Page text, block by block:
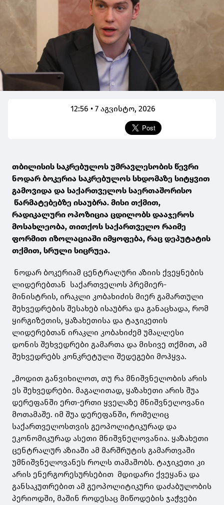
12:56 • 7 აგვისტო, 2026
თბილისის საკრებულოს უმრავლესობის წევრი
ნოდარ ბოკერია საკრებულოს სხდომაზე სიტყვით
გამოვიდა და საქართველოს საერთაშორისო
წარმატებებზე ისაუბრა. მისი თქმით,
რადიკალური ოპოზიცია ცდილობს დააჯეროს
მოსახლეობა, თითქოს საქართველო რაიმე
ფორმით იზოლაციაში იმყოფება, რაც დეპუტატის
თქმით, სრული სიცრუეა.
ნოდარ ბოკერიამ ცენტრალური აზიის ქვეყნების
ლიდერებთან საქართველოს პრემიერ-
მინისტრის, ირაკლი კობახიძის მიერ გამართული
შეხვედრების შესახებ ისაუბრა და განაცხადა, რომ
ყირგიზეთის, ყაზახეთისა და ტაჯიკეთის
ლიდერებთან ირაკლი კობახიძემ უმაღლესი
დონის შეხვედრები გამართა და მისივე თქმით, ამ
შეხვედრებს კონკრეტული შედეგები მოჰყვა.
„მოდით განვიხილოთ, თუ რა მნიშვნელობის არის
ეს შეხვედრები. მაგალითად, ყაზახეთი არის შუა
დერეფანში ერთ-ერთი ყველაზე მნიშვნელოვანი
მოთამაშე. იმ შუა დერეფანში, რომელიც
საქართველოსთვის გეოპოლიტიკურად და
ეკონომიკურად ასეთი მნიშვნელოვანია. ყაზახეთი
ცენტრალურ აზიაში ამ მარშრუტის გამართვაში
უმნიშვნელოვანეს როლს თამაშობს. ტაჯიკეთი კი
არის ენერგორესურსებით მდიდარი ქვეყანა და
განსაკუთრებით ამ გეოპოლიტიკური დაძაბულობის
პერიოდში, მაშინ როდესაც მიწოდების ჯაჭვები